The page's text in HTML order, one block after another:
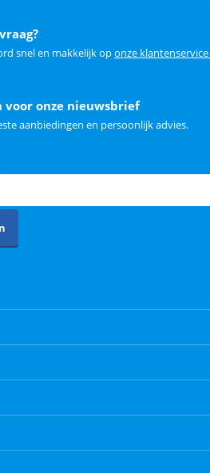
snel en makkelijk oponze
voor onze nieuwsbrief
aanbiedingen en persoonlijk advies.